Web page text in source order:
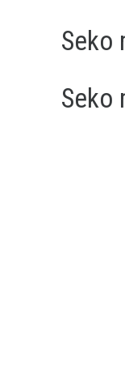
Seko
Seko